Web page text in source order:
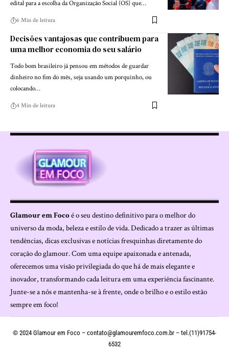
edital para a escolha da Organização Social (OS) que…
6 Min de leitura
Decisões vantajosas que contribuem para
uma melhor economia do seu salário
Todo bom brasileiro já pensou em métodos de guardar
dinheiro no fim do mês, seja usando um porquinho, ou
colocando…
4 Min de leitura
Glamour em Focoé o seu destino definitivo para o melhor do
universo da moda, beleza e estilo de vida. Dedicado a trazer as últimas
tendências, dicas exclusivas e notícias fresquinhas diretamente do
coração do glamour. Com uma equipe apaixonada e antenada,
oferecemos uma visão privilegiada do que há de mais elegante e
inovador, transformando cada leitura em uma experiência fascinante.
Junte-se a nós e mantenha-se à frente, onde o brilho e o estilo estão
sempre em foco!
© 2024 Glamour em Foco – contato@glamouremfoco.com.br – tel.(11)91754-
6532